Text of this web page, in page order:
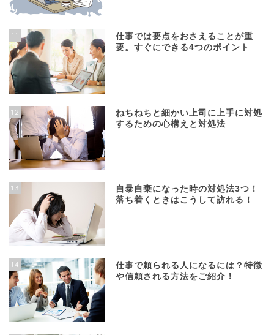
11
仕事では要点をおさえることが重
要。すぐにできる4つのポイント
12
ねちねちと細かい上司に上手に対処
するための心構えと対処法
13
自暴自棄になった時の対処法3つ！
落ち着くときはこうして訪れる！
14
仕事で頼られる人になるには？特徴
や信頼される方法をご紹介！